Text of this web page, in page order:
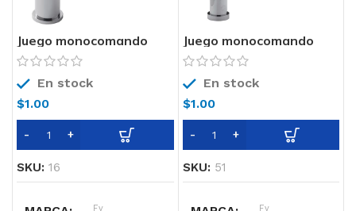
Juego monocomando
para mesada de cocina
0411.02-B1 FV
En stock
$1.00
SKU: 16
Fv
Juego monocomando
para mesada de cocina
0411.04-39 FV
En stock
$1.00
SKU: 51
Fv